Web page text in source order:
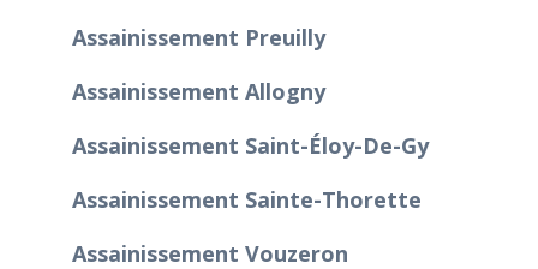
Assainissement Preuilly
Assainissement Allogny
Assainissement Saint-Éloy-De-Gy
Assainissement Sainte-Thorette
Assainissement Vouzeron